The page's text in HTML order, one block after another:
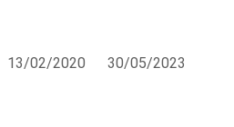
13/02/2020 30/05/2023